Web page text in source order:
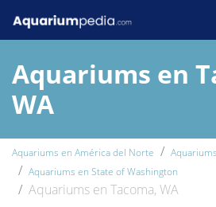
Aquariums en
WA
Aquariums en América del Norte
Aquariums en State of Washington
Aquariums en Tacoma, WA